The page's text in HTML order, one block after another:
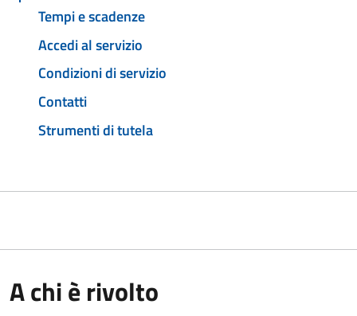
Tempi e scadenze
Accedi al servizio
Condizioni di servizio
Contatti
Strumenti di tutela
A chi è rivolto